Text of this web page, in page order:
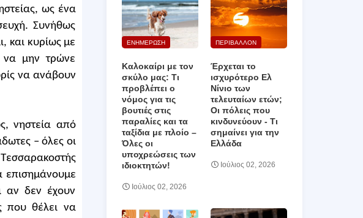
ως ένα
Συνήθως
και κυρίως με
να μην τρώνε
να ανάβουν
νηστεία από
– όλες οι
επισημάνουμε
αν δεν έχουν
που θέλει να
ΕΝΗΜΕΡΩΣΗ
Καλοκαίρι με τον
σκύλο μας: Τι
προβλέπει ο
νόμος για τις
βουτιές στις
παραλίες και τα
ταξίδια με πλοίο –
Όλες οι
υποχρεώσεις των
ιδιοκτητών!
Ιούλιος 02, 2026
ΠΕΡΙΒΑΛΛΟΝ
Έρχεται το
ισχυρότερο Ελ
Νίνιο των
τελευταίων ετών;
Οι πόλεις που
κινδυνεύουν ‑ Τι
σημαίνει για την
Ελλάδα
Ιούλιος 02, 2026